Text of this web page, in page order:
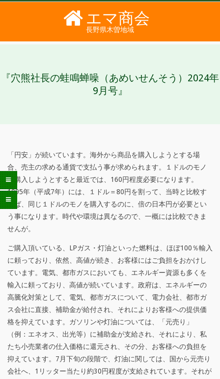
エマ商会
長野県木曽地域
MENU
MENU
『穴熊社長の蛙鳴蝉噪（あめいせんそう）2024年
9月号』
『
穴
熊
社
長
の
蛙
鳴
蝉
噪
（
あ
「円安」が続いています。海外から商品を購入しようとする場
合、売主の求める通貨で支払う事が求められます。１ドルのモノ
を購入しようとすると最近では、160円程度必要になります。
1995年（平成7年）には、１ドル＝80円を割って、当時と比較す
れば、同じ１ドルのモノを購入するのに、倍の日本円が必要とい
う事になります。時代や環境は異なるので、一概には比較できま
せんが。
ご購入頂いている、LPガス・灯油といった燃料は、ほぼ100％輸入
に頼っており、依然、高値が続き、お客様にはご負担をおかけし
ています。電気、都市ガスにおいても、エネルギー資源も多くを
輸入に頼っており、高値が続いています。政府は、エネルギーの
高騰化対策として、電気、都市ガスについて、電力会社、都市ガ
ス会社に直接、補助金が給付され、それによりお客様への提供価
格を抑えています。ガソリンや灯油については、「元売り」
（例：エネオス、出光等）に補助金が支給され、それにより、私
たち小売業者の仕入価格に還元され、その分、お客様への負担を
抑えています。7月下旬の段階で、灯油に関しては、国から元売り
会社へ、1リッター当たり約30円程度が支給されています。それが